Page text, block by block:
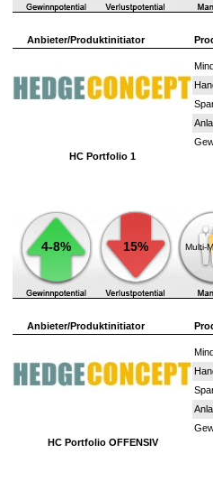
Anbieter/Produktinitiator
HC Portfolio 1
4-8% 15% Multi-
Anbieter/Produktinitiator
HC Portfolio OFFENSIV